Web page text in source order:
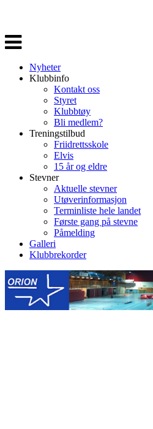
Veksle
navigasjon
Nyheter
Klubbinfo
Kontakt oss
Styret
Klubbtøy
Bli medlem?
Treningstilbud
Friidrettsskole
Elvis
15 år og eldre
Stevner
Aktuelle stevner
Utøverinformasjon
Terminliste hele landet
Første gang på stevne
Påmelding
Galleri
Klubbrekorder